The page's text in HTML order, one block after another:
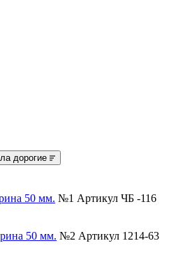
дорогие
№1 Артикул ЧБ -116
№2 Артикул 1214-63